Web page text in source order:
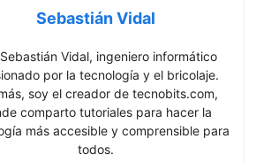
Sebastián Vidal
Vidal, ingeniero informático
por la tecnología y el bricolaje.
soy el creador de tecnobits.com,
comparto tutoriales para hacer la
más accesible y comprensible para
todos.